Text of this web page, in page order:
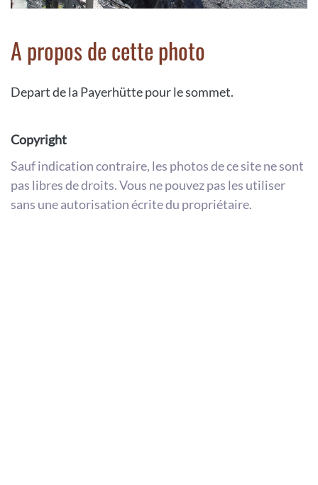
A propos de cette photo
Depart de la Payerhütte pour le sommet.
Copyright
Sauf indication contraire, les photos de ce site ne sont
pas libres de droits. Vous ne pouvez pas les utiliser
sans une autorisation écrite du propriétaire.